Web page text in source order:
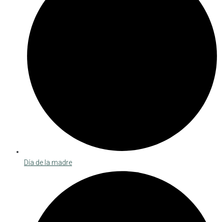
Día de la madre